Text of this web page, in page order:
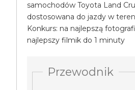
samochodów Toyota Land
dostosowana do jazdy w
Konkurs: na najlepszą
najlepszy filmik do 1 minuty
Przewodnik